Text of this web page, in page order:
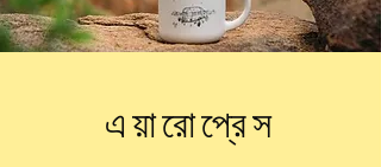
এয়ারোপ্রেস